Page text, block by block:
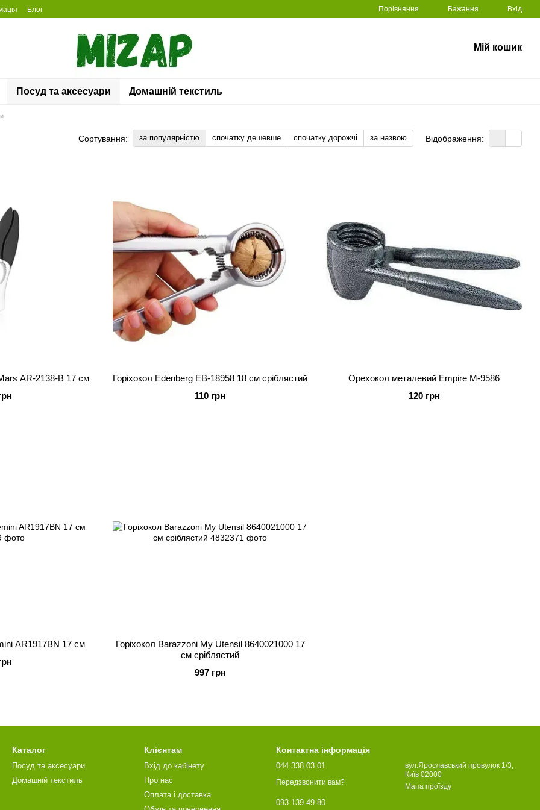
Блог Порівняння Бажання Вхід
Мій кошик
Посуд та аксесуари Домашній текстиль
Сортування: за популярністю спочатку дешевше спочатку дорожчі за назвою Відображення:
AR-2138-B 17 см
Горіхокол Edenberg EB-18958 18 см сріблястий
110 грн
Орехокол металевий Empire M-9586
120 грн
AR1917BN 17 см
Горіхокол Barazzoni My Utensil 8640021000 17
см сріблястий
997 грн
Каталог
Посуд та аксесуари
Домашній текстиль
Клієнтам
Вхід до кабінету
Про нас
Оплата і доставка
Контактна інформація
044 338 03 01
Передзвонити вам?
093 139 49 80
вул.Ярославський провулок 1/3,
Київ 02000
Мапа проїзду